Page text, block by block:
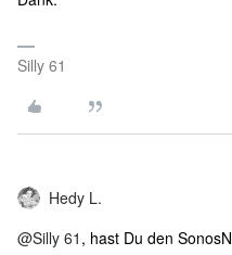
Silly 61
Hedy L.
@Silly 61 , hast Du den